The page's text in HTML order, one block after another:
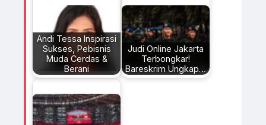
Andi Tessa Inspirasi
Sukses, Pebisnis
Muda Cerdas &
Berani
Judi Online Jakarta
Terbongkar!
Bareskrim Ungkap…